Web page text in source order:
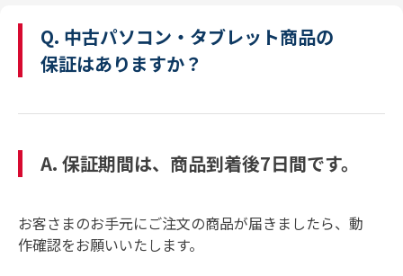
Q. 中古パソコン・タブレット商品の
保証はありますか？
A. 保証期間は、商品到着後7日間です。
お客さまのお手元にご注文の商品が届きましたら、動
作確認をお願いいたします。